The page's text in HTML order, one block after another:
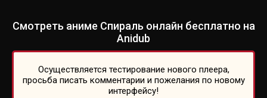
Смотреть аниме Спираль онлайн бесплатно на
Anidub
Осуществляется тестирование нового плеера,
просьба писать комментарии и пожелания по новому
интерфейсу!